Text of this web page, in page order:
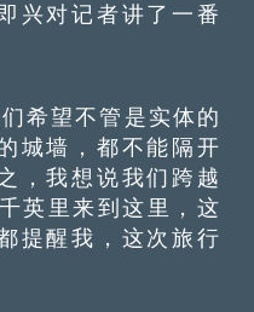
兴对记者讲了一番
希望不管是实体的
城墙，都不能隔开
，我想说我们跨越
英里来到这里，这
提醒我，这次旅行